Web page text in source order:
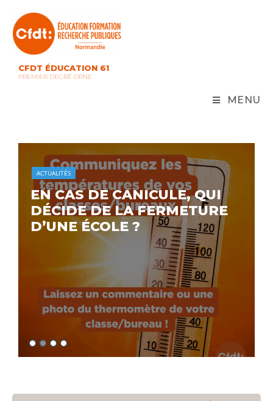
CFDT ÉDUCATION 61
PREMIER DEGRÉ ORNE
MENU
ACTUALITÉS
EN CAS DE CANICULE, QUI
DÉCIDE DE LA FERMETURE
D’UNE ÉCOLE ?